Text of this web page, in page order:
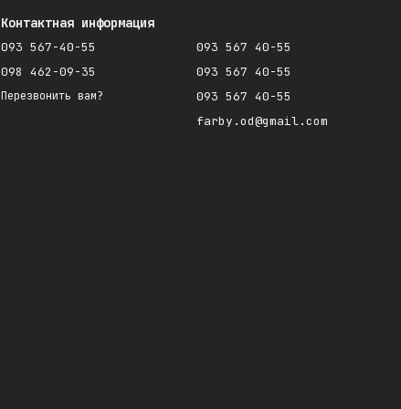
Контактная информация
093 567-40-55
098 462-09-35
Перезвонить вам?
093 567 40-55
093 567 40-55
093 567 40-55
farby.od@gmail.com